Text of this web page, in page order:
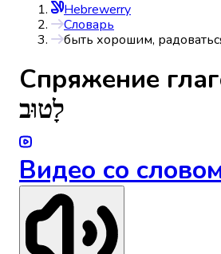
Hebrewerry
Словарь
быть хорошим,
Спряжениe
לָטוּב
Видео со